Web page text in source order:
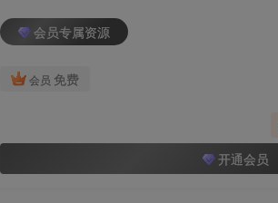
会员专属资源
会员 免费
开通会员